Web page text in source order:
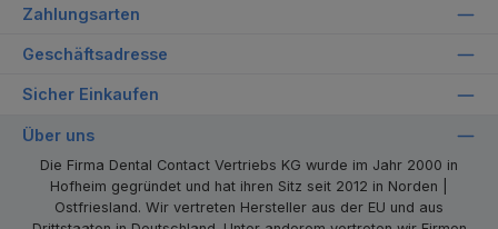
Zahlungsarten
Geschäftsadresse
Sicher Einkaufen
Über uns
Die Firma Dental Contact Vertriebs KG wurde im Jahr 2000 in
Hofheim gegründet und hat ihren Sitz seit 2012 in Norden |
Ostfriesland. Wir vertreten Hersteller aus der EU und aus